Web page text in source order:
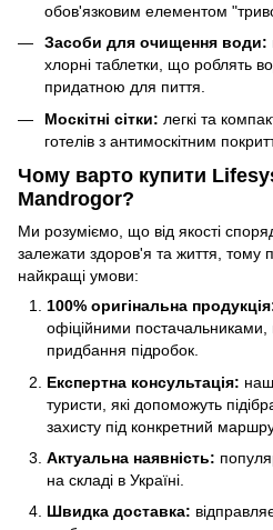
обов'язковим елементом
Засоби для очищення води:
хлорні таблетки, що роблять
придатною для пиття.
Москітні сітки: легкі та
готелів з антимоскітним
Чому варто купити
Mandrogor?
Ми розуміємо, що від якості
залежати здоров'я та життя, тому
найкращі умови:
100% оригінальна
офіційними
придбання підробок.
Експертна консультація:
туристи, які допоможуть
захисту під конкретний
Актуальна наявність:
на складі в Україні.
Швидка доставка: